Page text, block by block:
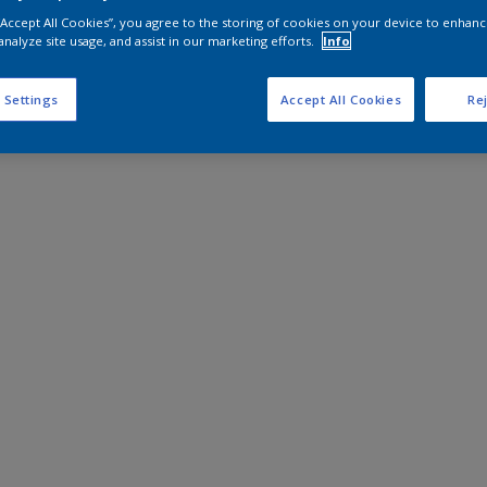
All Cookies”, you agree to the storing of cookies on your device to
site usage, and assist in our marketing efforts.
Info
Settings Accept All Cookies